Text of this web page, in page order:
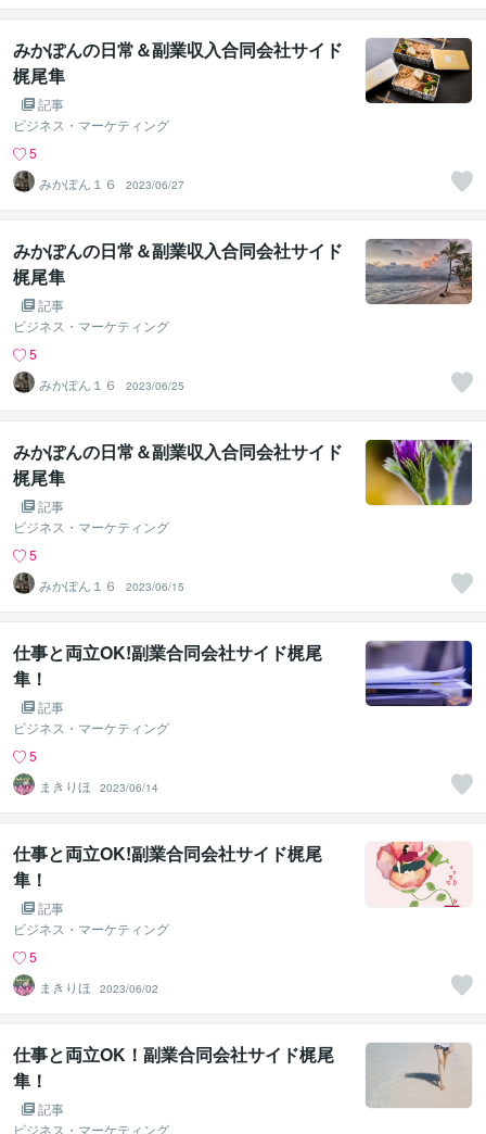
みかぽんの日常＆副業収入合同会社サイド
梶尾隼
記事
ビジネス・マーケティング
5
みかぽん１６
2023/06/27
みかぽんの日常＆副業収入合同会社サイド
梶尾隼
記事
ビジネス・マーケティング
5
みかぽん１６
2023/06/25
みかぽんの日常＆副業収入合同会社サイド
梶尾隼
記事
ビジネス・マーケティング
5
みかぽん１６
2023/06/15
仕事と両立OK!副業合同会社サイド梶尾
隼！
記事
ビジネス・マーケティング
5
まきりほ
2023/06/14
仕事と両立OK!副業合同会社サイド梶尾
隼！
記事
ビジネス・マーケティング
5
まきりほ
2023/06/02
仕事と両立OK！副業合同会社サイド梶尾
隼！
記事
ビジネス・マーケティング